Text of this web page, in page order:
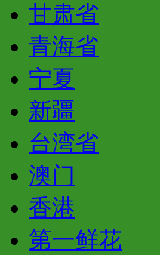
甘肃省
青海省
宁夏
新疆
台湾省
澳门
香港
第一鲜花